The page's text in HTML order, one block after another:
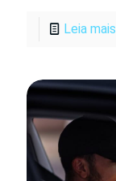
Leia mais